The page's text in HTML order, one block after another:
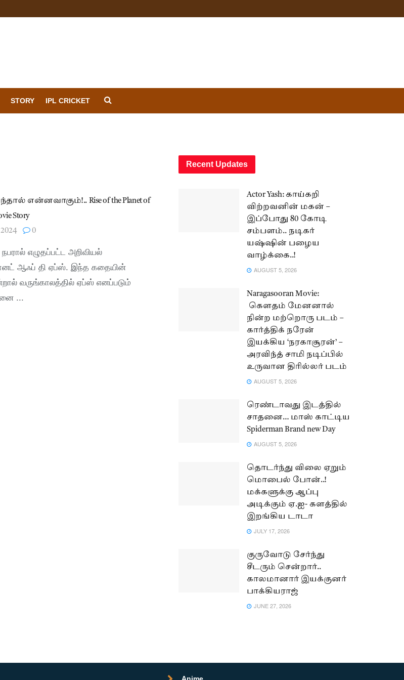
STORY IPL CRICKET
என்னவாகும்!.. Rise of the Planet of
Story
0
எழுதப்பட்ட அறிவியல்
ஆஃப் தி ஏப்ஸ். இந்த கதையின்
வருங்காலத்தில் ஏப்ஸ் எனப்படும்
...
Recent Updates
Actor Yash: காய்கறி
விற்றவனின் மகன் –
இப்போது 80 கோடி
சம்பளம்.. நடிகர்
யஷ்ஷின் பழைய
வாழ்க்கை..!
AUGUST 5, 2026
Naragasooran Movie:
கௌதம் மேனனால்
நின்ற மற்றொரு படம் –
கார்த்திக் நரேன்
இயக்கிய ‘நரகாசூரன்’ –
அரவிந்த் சாமி நடிப்பில்
உருவான திரில்லர் படம்
AUGUST 5, 2026
ரெண்டாவது இடத்தில்
சாதனை… மாஸ் காட்டிய
Spiderman Brand new Day
AUGUST 5, 2026
தொடர்ந்து விலை ஏறும்
மொபைல் போன்..!
மக்களுக்கு ஆப்பு
அடிக்கும் ஏ.ஐ- களத்தில்
இறங்கிய டாடா
JULY 17, 2026
குருவோடு சேர்ந்து
சீடரும் சென்றார்..
காலமானார் இயக்குனர்
பாக்கியராஜ்
JUNE 27, 2026